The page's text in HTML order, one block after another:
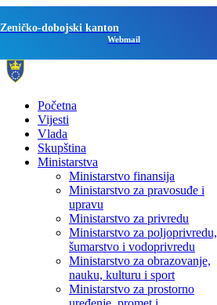
Zeničko-dobojski kanton
Webmail
Početna
Vijesti
Vlada
Skupština
Ministarstva
Ministarstvo finansija
Ministarstvo za pravosuđe i
upravu
Ministarstvo za privredu
Ministarstvo za poljoprivredu,
šumarstvo i vodoprivredu
Ministarstvo za obrazovanje,
nauku, kulturu i sport
Ministarstvo za prostorno